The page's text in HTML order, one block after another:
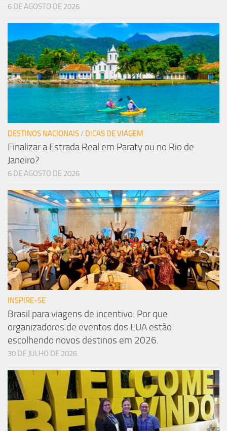
6 DE AGOSTO DE 2026
DESTINOS NACIONAIS/ DICAS DE VIAGEM
Finalizar a Estrada Real em Paraty ou no Rio de
Janeiro?
6 DE AGOSTO DE 2026
INSPIRE-SE
Brasil para viagens de incentivo: Por que
organizadores de eventos dos EUA estão
escolhendo novos destinos em 2026.
30 DE JULHO DE 2026